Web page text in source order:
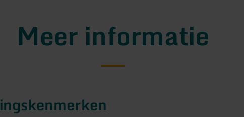
Meer informatie